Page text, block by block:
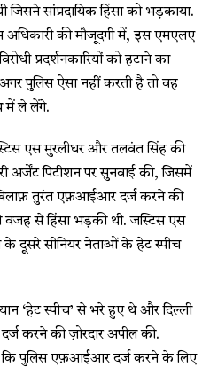
जिसने सांप्रदायिक हिंसा को भड़काया.
अधिकारी की मौजूदगी में, इस एमएलए
प्रदर्शनकारियों को हटाने का
पुलिस ऐसा नहीं करती है तो वह
में ले लेंगे.
एस मुरलीधर और तलवंत सिंह की
अर्जेंट पिटीशन पर सुनवाई की, जिसमें
तुरंत एफ़आईआर दर्ज करने की
वजह से हिंसा भड़की थी. जस्टिस एस
के दूसरे सीनियर नेताओं के हेट स्पीच
‘हेट स्पीच’ से भरे हुए थे और दिल्ली
करने की ज़ोरदार अपील की.
कि पुलिस एफ़आईआर दर्ज करने के लिए